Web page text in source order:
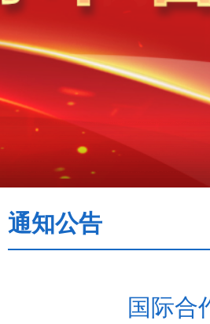
通知公告
国际合